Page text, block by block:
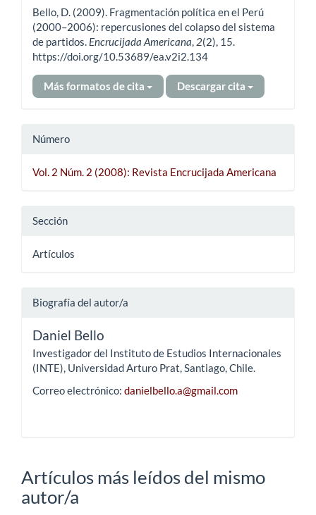
artículo
Bello, D. (2009). Fragmentación política en el Perú
(2000–2006): repercusiones del colapso del sistema
de partidos. Encrucijada Americana, 2(2), 15.
https://doi.org/10.53689/ea.v2i2.134
Más formatos de cita Descargar cita
Número
Vol. 2 Núm. 2 (2008): Revista Encrucijada Americana
Sección
Artículos
Biografía del autor/a
Daniel Bello
Investigador del Instituto de Estudios Internacionales
(INTE), Universidad Arturo Prat, Santiago, Chile.
Correo electrónico: danielbello.a@gmail.com
Artículos más leídos del mismo
autor/a